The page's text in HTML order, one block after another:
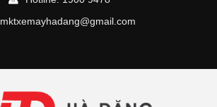
mktxemayhadang@gmail.com